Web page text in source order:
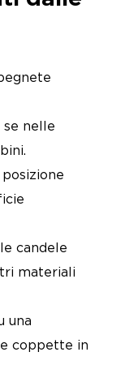
nelle
candele
materiali
una
coppette in